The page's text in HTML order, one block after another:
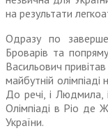
на результати
Одразу по
Броварів та
Васильович
майбутній
До речі, і Людмила,
Олімпіаді в Ріо де
України.